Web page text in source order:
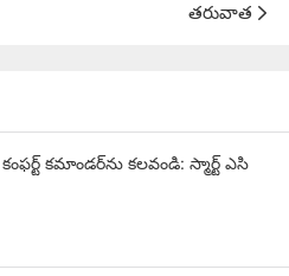
తరువాత
కమాండర్‌ను కలవండి: స్మార్ట్ ఎసి